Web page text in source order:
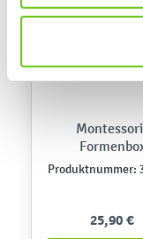
links klicken.
Produktnummer:
25,90 €